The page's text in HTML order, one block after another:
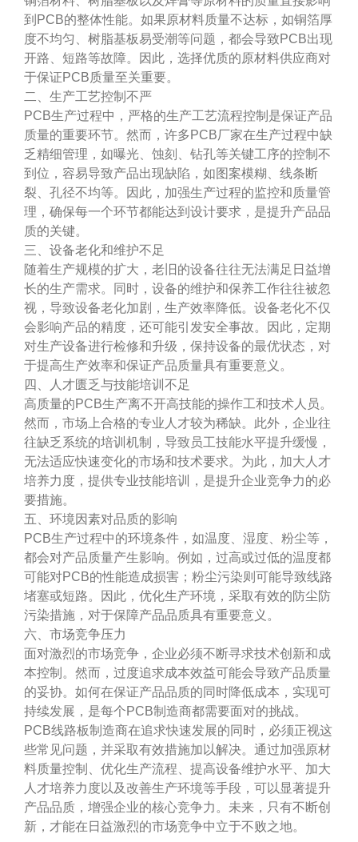
到PCB的整体性能。如果原材料质量不达标，如铜箔厚
度不均匀、树脂基板易受潮等问题，都会导致PCB出现
开路、短路等故障。因此，选择优质的原材料供应商对
于保证PCB质量至关重要。
二、生产工艺控制不严
PCB生产过程中，严格的生产工艺流程控制是保证产品
质量的重要环节。然而，许多PCB厂家在生产过程中缺
乏精细管理，如曝光、蚀刻、钻孔等关键工序的控制不
到位，容易导致产品出现缺陷，如图案模糊、线条断
裂、孔径不均等。因此，加强生产过程的监控和质量管
理，确保每一个环节都能达到设计要求，是提升产品品
质的关键。
三、设备老化和维护不足
随着生产规模的扩大，老旧的设备往往无法满足日益增
长的生产需求。同时，设备的维护和保养工作往往被忽
视，导致设备老化加剧，生产效率降低。设备老化不仅
会影响产品的精度，还可能引发安全事故。因此，定期
对生产设备进行检修和升级，保持设备的最优状态，对
于提高生产效率和保证产品质量具有重要意义。
四、人才匮乏与技能培训不足
高质量的PCB生产离不开高技能的操作工和技术人员。
然而，市场上合格的专业人才较为稀缺。此外，企业往
往缺乏系统的培训机制，导致员工技能水平提升缓慢，
无法适应快速变化的市场和技术要求。为此，加大人才
培养力度，提供专业技能培训，是提升企业竞争力的必
要措施。
五、环境因素对品质的影响
PCB生产过程中的环境条件，如温度、湿度、粉尘等，
都会对产品质量产生影响。例如，过高或过低的温度都
可能对PCB的性能造成损害；粉尘污染则可能导致线路
堵塞或短路。因此，优化生产环境，采取有效的防尘防
污染措施，对于保障产品品质具有重要意义。
六、市场竞争压力
面对激烈的市场竞争，企业必须不断寻求技术创新和成
本控制。然而，过度追求成本效益可能会导致产品质量
的妥协。如何在保证产品品质的同时降低成本，实现可
持续发展，是每个PCB制造商都需要面对的挑战。
PCB线路板制造商在追求快速发展的同时，必须正视这
些常见问题，并采取有效措施加以解决。通过加强原材
料质量控制、优化生产流程、提高设备维护水平、加大
人才培养力度以及改善生产环境等手段，可以显著提升
产品品质，增强企业的核心竞争力。未来，只有不断创
新，才能在日益激烈的市场竞争中立于不败之地。